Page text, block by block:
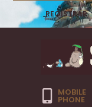
REGISTRAR
MOBILE
PHONE